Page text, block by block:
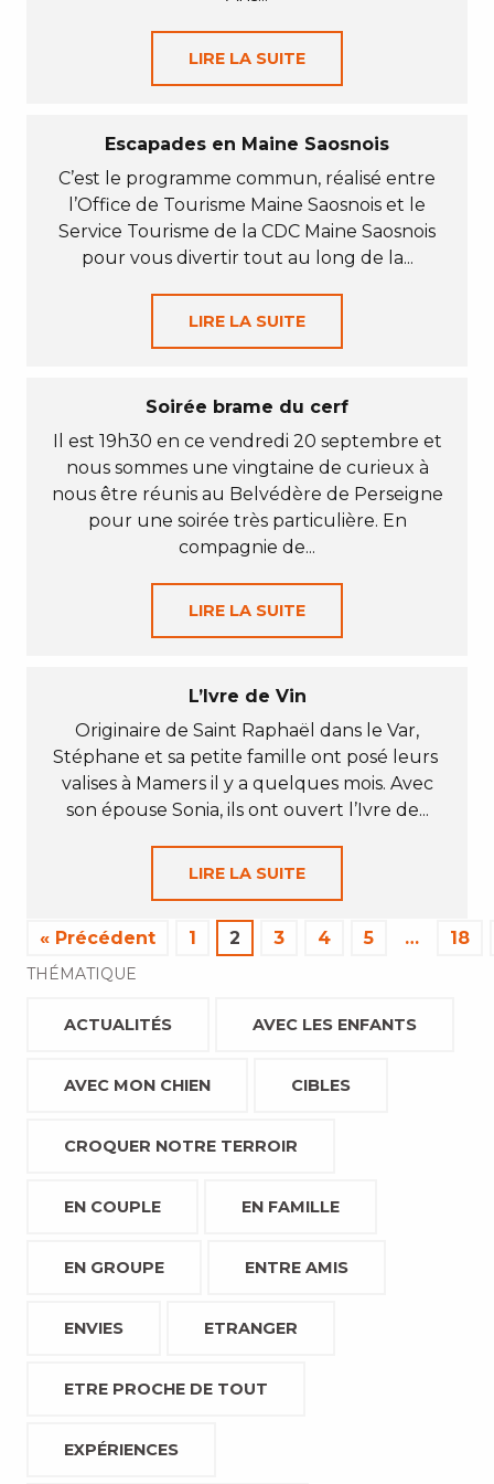
LIRE LA SUITE
Escapades en Maine Saosnois
C’est le programme commun, réalisé entre
l’Office de Tourisme Maine Saosnois et le
Service Tourisme de la CDC Maine Saosnois
pour vous divertir tout au long de la...
LIRE LA SUITE
Soirée brame du cerf
Il est 19h30 en ce vendredi 20 septembre et
nous sommes une vingtaine de curieux à
nous être réunis au Belvédère de Perseigne
pour une soirée très particulière. En
compagnie de...
LIRE LA SUITE
L’Ivre de Vin
Originaire de Saint Raphaël dans le Var,
Stéphane et sa petite famille ont posé leurs
valises à Mamers il y a quelques mois. Avec
son épouse Sonia, ils ont ouvert l’Ivre de...
LIRE LA SUITE
« Précédent 1 2 3 4 5 … 18
THÉMATIQUE
ACTUALITÉS AVEC LES ENFANTS
AVEC MON CHIEN CIBLES
CROQUER NOTRE TERROIR
EN COUPLE EN FAMILLE
EN GROUPE ENTRE AMIS
ENVIES ETRANGER
ETRE PROCHE DE TOUT
EXPÉRIENCES